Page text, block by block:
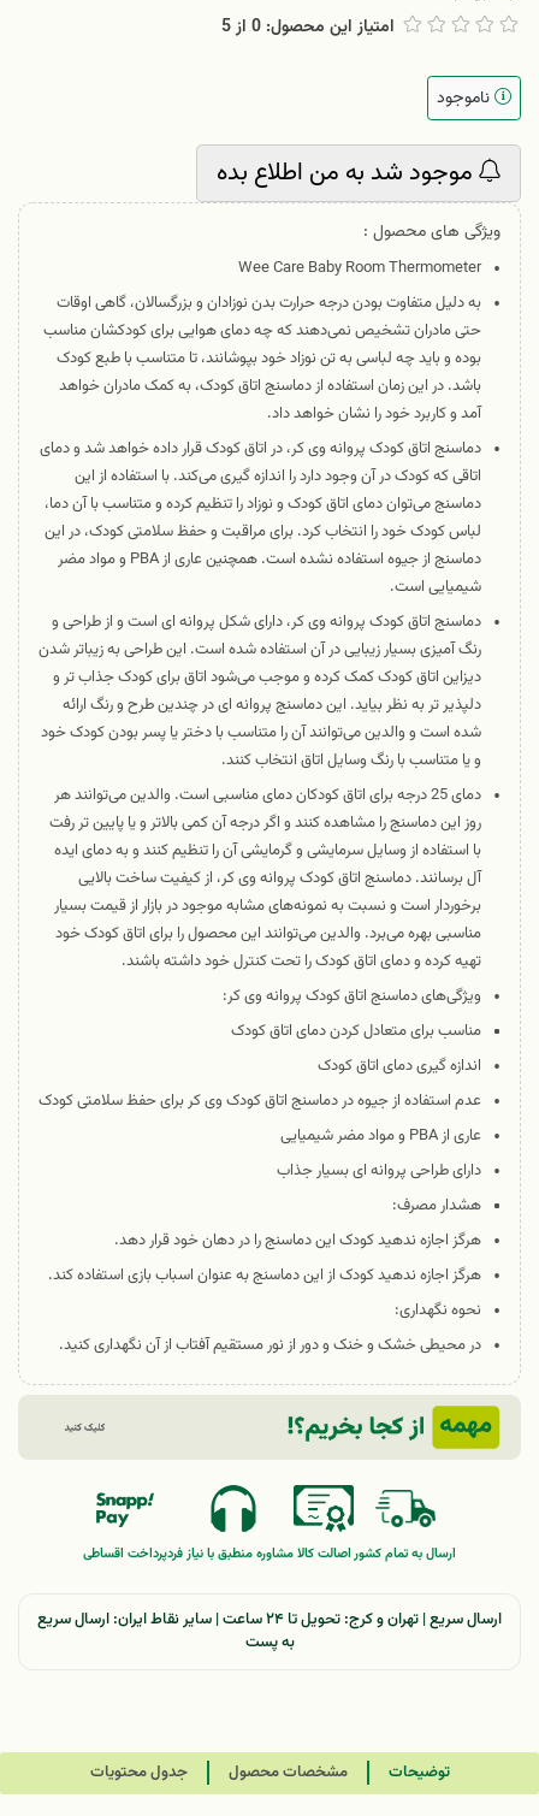
امتیاز این محصول: 0 از5
ناموجود
موجود شد به من اطلاع بده
ویژگی های محصول :
Wee Care Baby Room Thermometer
به دلیل متفاوت بودن درجه حرارت بدن نوزادان و بزرگسالان، گاهی اوقات
حتی مادران تشخیص نمی‌دهند که چه دمای هوایی برای کودکشان مناسب
بوده و باید چه لباسی به تن نوزاد خود بپوشانند، تا متناسب با طبع کودک
باشد. در این زمان استفاده از دماسنج اتاق کودک، به کمک مادران خواهد
آمد و کاربرد خود را نشان خواهد داد.
دماسنج اتاق کودک پروانه وی کر، در اتاق کودک قرار داده خواهد شد و دمای
اتاقی که کودک در آن وجود دارد را اندازه گیری می‌کند. با استفاده از این
دماسنج می‌توان دمای اتاق کودک و نوزاد را تنظیم کرده و متناسب با آن دما،
لباس کودک خود را انتخاب کرد. برای مراقبت و حفظ سلامتی کودک، در این
دماسنج از جیوه استفاده نشده است. همچنین عاری از PBA و مواد مضر
شیمیایی است.
دماسنج اتاق کودک پروانه وی کر، دارای شکل پروانه ای است و از طراحی و
رنگ آمیزی بسیار زیبایی در آن استفاده شده است. این طراحی به زیباتر شدن
دیزاین اتاق کودک کمک کرده و موجب می‌شود اتاق برای کودک جذاب تر و
دلپذیر تر به نظر بیاید. این دماسنج پروانه ای در چندین طرح و رنگ ارائه
شده است و والدین می‌توانند آن را متناسب با دختر یا پسر بودن کودک خود
و یا متناسب با رنگ وسایل اتاق انتخاب کنند.
دمای 25 درجه برای اتاق کودکان دمای مناسبی است. والدین می‌توانند هر
روز این دماسنج را مشاهده کنند و اگر درجه آن کمی بالاتر و یا پایین تر رفت
با استفاده از وسایل سرمایشی و گرمایشی آن را تنظیم کنند و به دمای ایده
آل برسانند. دماسنج اتاق کودک پروانه وی کر، از کیفیت ساخت بالایی
برخوردار است و نسبت به نمونه‌های مشابه موجود در بازار از قیمت بسیار
مناسبی بهره می‌برد. والدین می‌توانند این محصول را برای اتاق کودک خود
تهیه کرده و دمای اتاق کودک را تحت کنترل خود داشته باشند.
ویژگی‌های دماسنج اتاق کودک پروانه وی کر:
مناسب برای متعادل کردن دمای اتاق کودک
اندازه گیری دمای اتاق کودک
عدم استفاده از جیوه در دماسنج اتاق کودک وی کر برای حفظ سلامتی کودک
عاری از PBA و مواد مضر شیمیایی
دارای طراحی پروانه ای بسیار جذاب
هشدار مصرف:
هرگز اجازه ندهید کودک این دماسنج را در دهان خود قرار دهد.
هرگز اجازه ندهید کودک از این دماسنج به عنوان اسباب بازی استفاده کند.
نحوه نگهداری:
در محیطی خشک و خنک و دور از نور مستقیم آفتاب از آن نگهداری کنید.
ارسال به تمام کشوراصالت کالامشاوره منطبق با نیاز فردپرداخت اقساطی
ارسال سریع | تهران و کرج: تحویل تا ۲۴ ساعت | سایر نقاط ایران: ارسال سریع
به پست
توضیحات مشخصات محصول جدول محتویات